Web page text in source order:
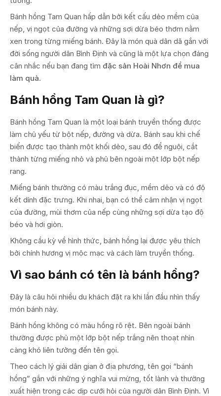
Bánh hồng Tam Quan hấp dẫn bởi kết cấu dẻo mềm của
nếp, vị ngọt của đường và những sợi dừa béo thơm nằm
xen trong từng miếng bánh. Đây là món quà dân dã gắn với
đời sống người dân Bình Định và cũng là một lựa chọn đáng
cân nhắc nếu bạn đang tìm đặc sản Hoài Nhơn để mua
làm quà.
Bánh hồng Tam Quan là gì?
Bánh hồng Tam Quan là một loại bánh truyền thống được
làm chủ yếu từ bột nếp, đường và dừa. Bánh sau khi chế
biến được tạo thành một khối dẻo, sau đó để nguội, cắt
thành từng miếng nhỏ và phủ bên ngoài một lớp bột nếp
rang.
Miếng bánh thường có màu trắng đục, mềm dẻo và có độ
kết dính đặc trưng. Khi nhai, bạn có thể cảm nhận vị ngọt
của đường, mùi thơm của nếp cùng những sợi dừa tạo độ
béo và hơi giòn.
Không cầu kỳ về hình thức, bánh hồng lại được yêu thích
bởi chính hương vị mộc mạc và cách làm truyền thống.
Vì sao bánh có tên là bánh hồng?
Đây là câu hỏi nhiều du khách đặt ra khi lần đầu nhìn thấy
món bánh này.
Bánh hồng không có màu hồng rõ rệt. Bên ngoài bánh
thường được phủ một lớp bột nếp trắng nên thoạt nhìn
càng khó liên tưởng đến tên gọi.
Theo cách lý giải dân gian ở địa phương, tên gọi “bánh
hồng” gắn với những ý nghĩa vui mừng, tốt lành và thường
xuất hiện trong các dịp cưới hỏi của người dân Bình Định. Vì